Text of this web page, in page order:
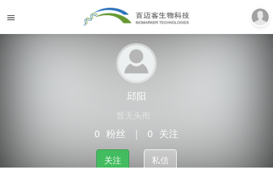
邱阳
暂无头衔
0 粉丝 ｜ 0 关注
关注 私信